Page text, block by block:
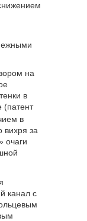
на
в
(патент
в
вихря за
очаги
канал с